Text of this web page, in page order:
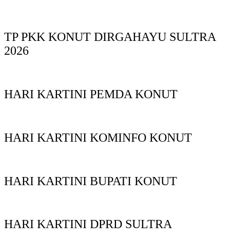
TP PKK KONUT DIRGAHAYU SULTRA
2026
HARI KARTINI PEMDA KONUT
HARI KARTINI KOMINFO KONUT
HARI KARTINI BUPATI KONUT
HARI KARTINI DPRD SULTRA